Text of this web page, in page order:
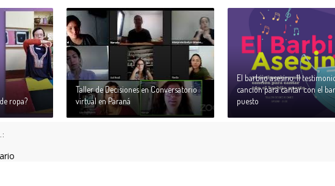
ropa?
Taller de Decisiones en Conversatorio
virtual en Paraná
El barbijo asesino. 11
canción para cantar con el
puesto